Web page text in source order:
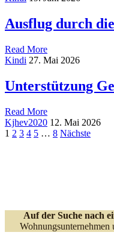
Party
–
Hort
Kinderpark
geschlossen
Ausflug durch
Read More
on
durch
die
Kindi 27. Mai 2026
Unterstützung
Read More
on
Unterstützung
Kjhev2020 12. Mai 2026
1 2 3 4 5 … 8 Nächste
Auf der Suche nach
Wohnungsunternehmen